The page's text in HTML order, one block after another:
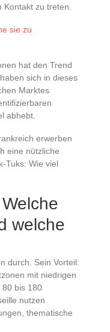
zu treten.
sie zu
hat den Trend
haben sich in dieses
Marktes
abhebt.
erwerben
eine nützliche
Tuks: Wie viel
welche
durch. Sein Vorteil:
mit niedrigen
80 bis 180
nutzen
thematische